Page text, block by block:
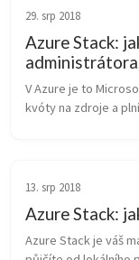
29. srp 2018
Azure Stack:
subskripcí
V Azure je to
kvóty na zdroje a
13. srp 2018
Azure Stack:
Azure Stack je váš